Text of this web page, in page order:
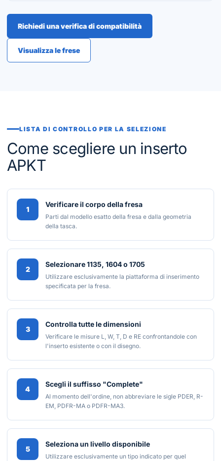
Richiedi una verifica di compatibilità
Visualizza le frese
LISTA DI CONTROLLO PER LA SELEZIONE
Come scegliere un inserto
APKT
1
Verificare il corpo della fresa
Parti dal modello esatto della fresa e dalla geometria
della tasca.
2
Selezionare 1135, 1604 o 1705
Utilizzare esclusivamente la piattaforma di inserimento
specificata per la fresa.
3
Controlla tutte le dimensioni
Verificare le misure L, W, T, D e RE confrontandole con
l'inserto esistente o con il disegno.
4
Scegli il suffisso "Complete"
Al momento dell'ordine, non abbreviare le sigle PDER, R-
EM, PDFR-MA o PDFR-MA3.
5
Seleziona un livello disponibile
Utilizzare esclusivamente un tipo indicato per quel